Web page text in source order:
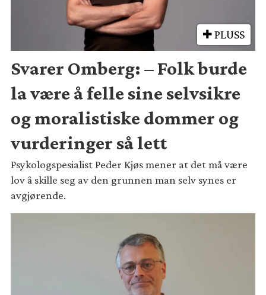
PLUSS
Svarer Omberg: – Folk burde
la være å felle sine selvsikre
og moralistiske dommer og
vurderinger så lett
Psykologspesialist Peder Kjøs mener at det må være
lov å skille seg av den grunnen man selv synes er
avgjørende.